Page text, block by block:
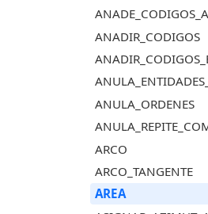
ANADIR_CODIGOS
ANULA_ORDENES
ARCO
ARCO_TANGENTE
AREA